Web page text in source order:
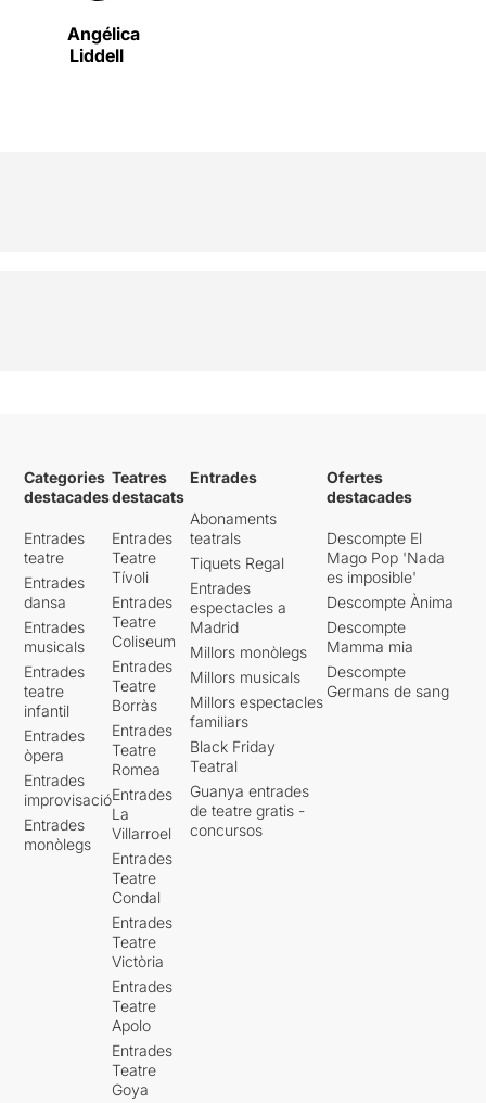
Angélica
Liddell
Categories
destacades
Entrades
teatre
Entrades
dansa
Entrades
musicals
Entrades
teatre
infantil
Entrades
òpera
Entrades
improvisació
Entrades
monòlegs
Teatres
destacats
Entrades
Teatre
Tívoli
Entrades
Teatre
Coliseum
Entrades
Teatre
Borràs
Entrades
Teatre
Romea
Entrades
La
Villarroel
Entrades
Teatre
Condal
Entrades
Teatre
Victòria
Entrades
Teatre
Apolo
Entrades
Teatre
Goya
Entrades
Abonaments
teatrals
Tiquets Regal
Entrades
espectacles a
Madrid
Millors monòlegs
Millors musicals
Millors espectacles
familiars
Black Friday
Teatral
Guanya entrades
de teatre gratis -
concursos
Ofertes
destacades
Descompte El
Mago Pop 'Nada
es imposible'
Descompte Ànima
Descompte
Mamma mia
Descompte
Germans de sang